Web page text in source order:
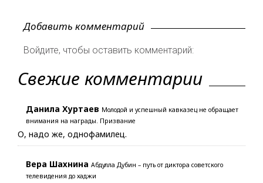
Добавить комментарий
Войдите, чтобы оставить комментарий:
Свежие комментарии
Данила Хуртаев Молодой и успешный кавказец не обращает
внимания на награды. Призвание
О, надо же, однофамилец.
Вера Шахнина Абдулла Дубин – путь от диктора советского
телевидения до хаджи